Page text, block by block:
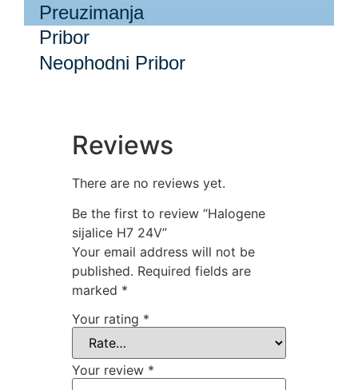
Preuzimanja
Pribor
Neophodni Pribor
Reviews
There are no reviews yet.
Be the first to review “Halogene
sijalice H7 24V”
Your email address will not be
published. Required fields are
marked *
Your rating *
Your review *